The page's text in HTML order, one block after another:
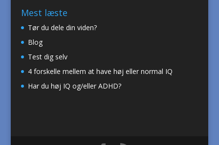
Mest læste
Tør du dele din viden?
Blog
Test dig selv
4 forskelle mellem at have høj eller normal IQ
Har du høj IQ og/eller ADHD?